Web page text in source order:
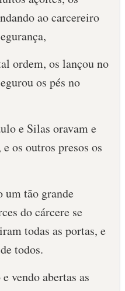
ao carcereiro
ordem, os lançou no
os pés no
e Silas oravam e
os outros presos os
um tão grande
do cárcere se
todas as portas, e
todos.
vendo abertas as